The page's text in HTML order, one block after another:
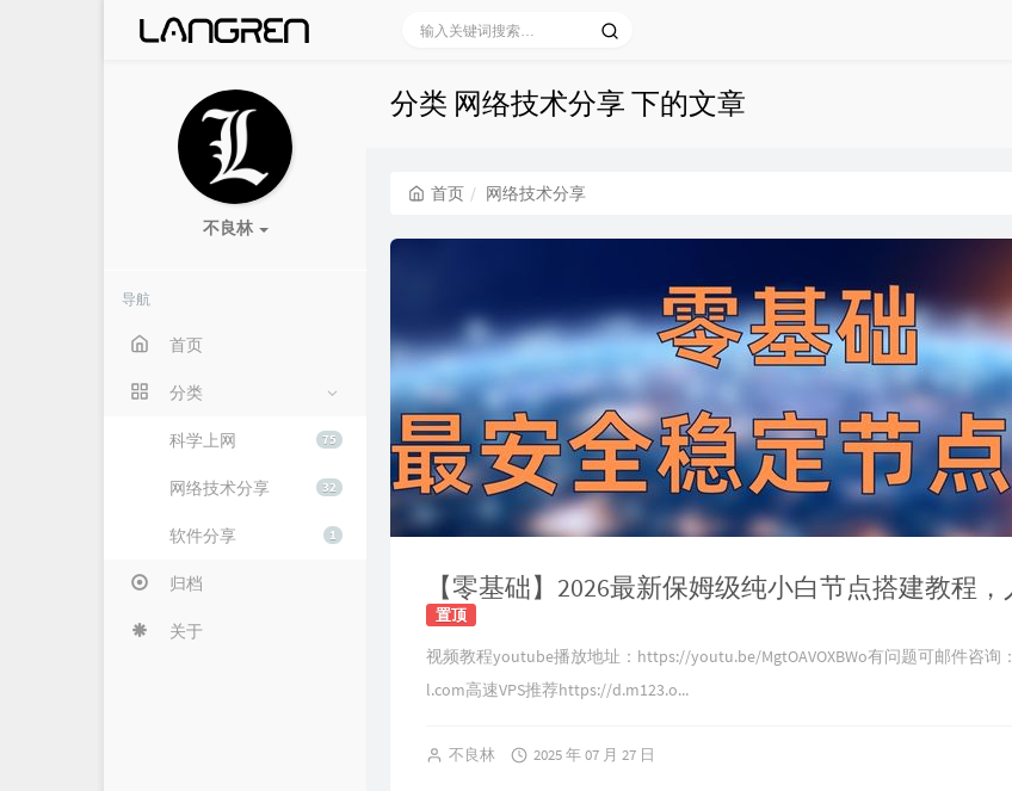
不良林
导航
首页
分类
75
科学上网
32
网络技术分享
1
软件分享
归档
关于
分类 网络技术分享 下的文章
首页 网络技术分享
置顶
视频教程youtube播放地址：https://youtu.be/MgtOAVOXBWo有问题可邮件咨询：
l.com高速VPS推荐https://d.m123.o...
不良林 2025 年 07 月 27 日